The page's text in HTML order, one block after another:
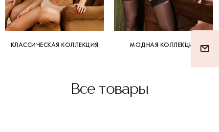
КЛАССИЧЕСКАЯ КОЛЛЕКЦИЯ МОДНАЯ КОЛЛЕКЦИЯ
Все товары